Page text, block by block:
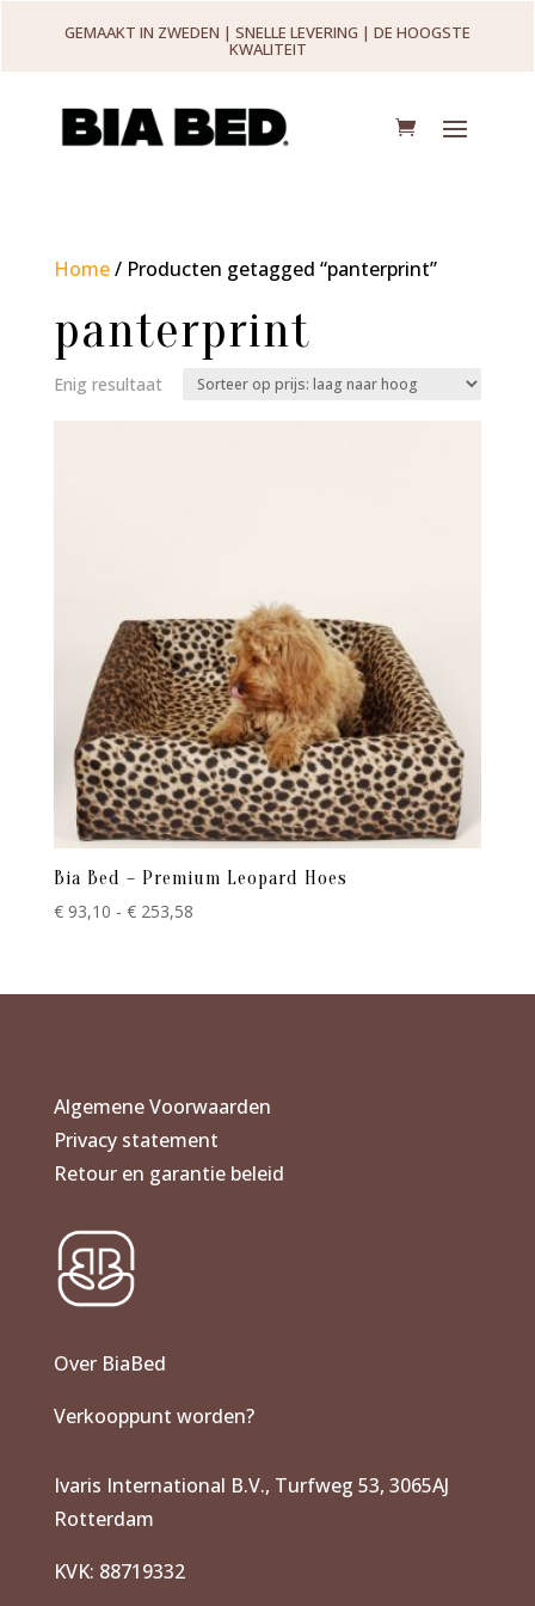
GEMAAKT IN ZWEDEN | SNELLE LEVERING | DE HOOGSTE
KWALITEIT
Home/ Producten getagged “panterprint”
panterprint
Enig resultaat
Bia Bed – Premium Leopard Hoes
€93,10 - €253,58Prijsklasse:
€ 253,58
Algemene Voorwaarden
Privacy statement
Retour en garantie beleid
Over BiaBed
Verkooppunt worden?
Ivaris International B.V., Turfweg 53, 3065AJ
Rotterdam
KVK: 88719332